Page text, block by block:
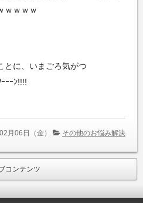
ｗｗｗｗ
とに、いまごろ気がつ
ｰｰﾝ!!!!
月06日（金） その他のお悩み解決
コンテンツ